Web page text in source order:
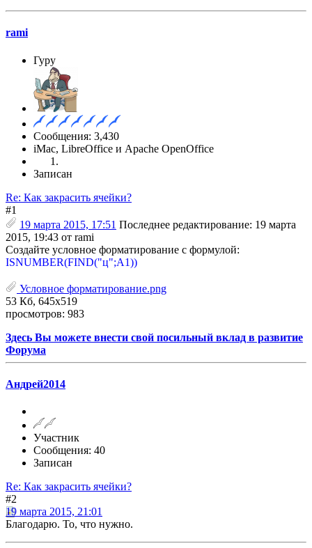
rami
Гуру
Сообщения: 3,430
iMac, LibreOffice и Apache OpenOffice
Записан
Re: Как закрасить ячейки?
#1
19 марта 2015, 17:51 Последнее редактирование: 19 марта
2015, 19:43 от rami
Создайте условное форматирование с формулой:
ISNUMBER(FIND("ц";A1))
Условное форматирование.png
53 Кб, 645x519
просмотров: 983
Здесь Вы можете внести свой посильный вклад в развитие
Форума
Андрей2014
Участник
Сообщения: 40
Записан
Re: Как закрасить ячейки?
#2
19 марта 2015, 21:01
Благодарю. То, что нужно.